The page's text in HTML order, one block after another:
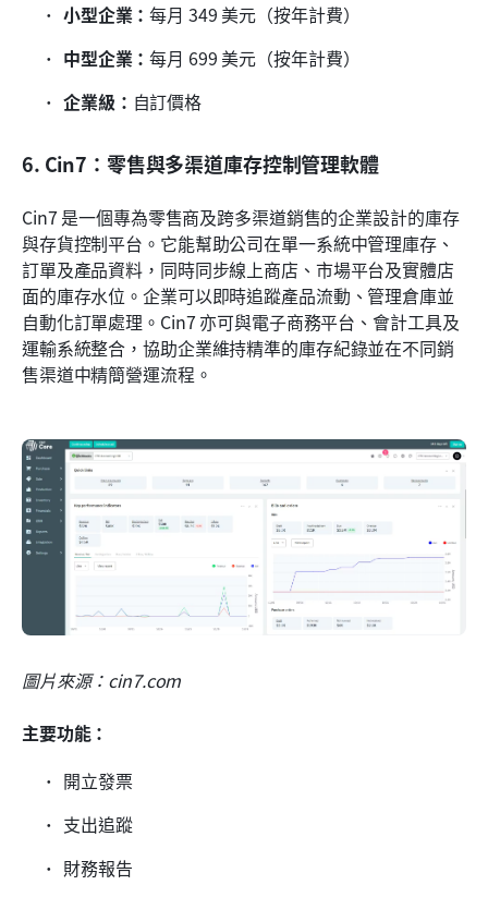
小型企業：每月 349 美元（按年計費）
中型企業：每月 699 美元（按年計費）
企業級： 自訂價格
6. Cin7：零售與多渠道庫存控制管理軟體
Cin7 是一個專為零售商及跨多渠道銷售的企業設計的庫存
與存貨控制平台。它能幫助公司在單一系統中管理庫存、
訂單及產品資料，同時同步線上商店、市場平台及實體店
面的庫存水位。企業可以即時追蹤產品流動、管理倉庫並
自動化訂單處理。Cin7 亦可與電子商務平台、會計工具及
運輸系統整合，協助企業維持精準的庫存紀錄並在不同銷
售渠道中精簡營運流程。
圖片來源：cin7.com
主要功能：
開立發票
支出追蹤
財務報告